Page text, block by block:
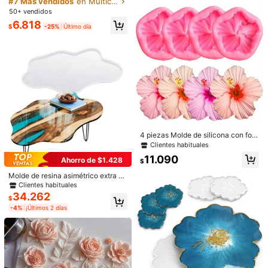
n***i Color: Blanco / Tipo de Estilo: Molde para velas con forma de huevo 8 en 1
卵可愛い！本物みたい！
Útil (0)
Material: Silicona
Ver más
YANGHAN.
4,90 1.9K Seguidores
4,90
1.9K Seguidores
1.9K Seguidores
4,90
59K Vendido recientemente
duradero (3000+) muy cool (2000+) de buena calidad (1000+)
También Podría Gustarte
Recomendados Joyas & Relojes Alimentos y bebidas Móviles &
co, para manualidades DIY, polvo d
e mica para resina epoxi, apto para
arcilla, joyería, velas, jabón, fabrica
Clientes habituales
Clientes habituales
#7 Más vendidos en Multicolor Otros moldes de silicona
50+ vendidos
$6.818 -25% Último día
Ahorro de $1.428
Molde de resina asimétrico extra gr
ande para mesa/taburete con diseñ
o de océano, molde de silicona par
a río para manualidades DIY
Clientes habituales
$34.262
-4% ¡Últimos 2 días
4 piezas Molde de silicona con for
ma de flor de hibisco, adoptando fo
o para jabón hecho a mano, yeso, a
an Valentín, Pascua, Día de la Madr
e y bodas
Clientes habituales
$11.090